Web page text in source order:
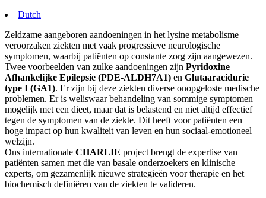
Dutch
Zeldzame aangeboren aandoeningen in het lysine metabolisme
veroorzaken ziekten met vaak progressieve neurologische
symptomen, waarbij patiënten op constante zorg zijn aangewezen.
Twee voorbeelden van zulke aandoeningen zijn Pyridoxine
Afhankelijke Epilepsie (PDE-ALDH7A1) en Glutaaracidurie
type I (GA1). Er zijn bij deze ziekten diverse onopgeloste medische
problemen. Er is weliswaar behandeling van sommige symptomen
mogelijk met een dieet, maar dat is belastend en niet altijd effectief
tegen de symptomen van de ziekte. Dit heeft voor patiënten een
hoge impact op hun kwaliteit van leven en hun sociaal-emotioneel
welzijn.
Ons internationale CHARLIE project brengt de expertise van
patiënten samen met die van basale onderzoekers en klinische
experts, om gezamenlijk nieuwe strategieën voor therapie en het
biochemisch definiëren van de ziekten te valideren.